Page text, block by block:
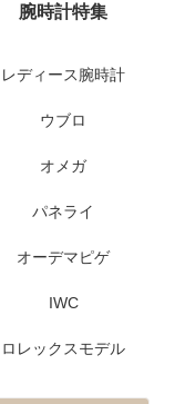
腕時計特集
レディース腕時計
ウブロ
オメガ
パネライ
オーデマピゲ
IWC
ロレックスモデル